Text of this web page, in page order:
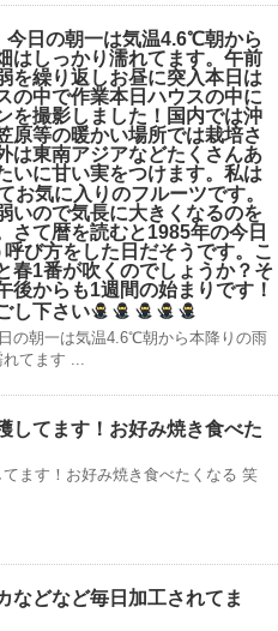
今日の朝一は気温4.6℃朝から
はしっかり濡れてます。午前
を繰り返しお昼に突入本日は
の中で作業‍本日ハウスの中に
を撮影しました！国内では沖
原等の暖かい場所では栽培さ
は東南アジアなどたくさんあ
いに甘い実をつけます。私は
お気に入りのフルーツです。
いので気長に大きくなるのを
さて暦を読むと1985年の今日
び方をした日だそうです。こ
春1番が吹くのでしょうか？そ
後からも1週間の始まりです！
し下さい
の朝一は気温4.6℃朝から本降りの雨
てます ...
してます！お好み焼き食べた
ます！お好み焼き食べたくなる 笑
などなど毎日加工されてま